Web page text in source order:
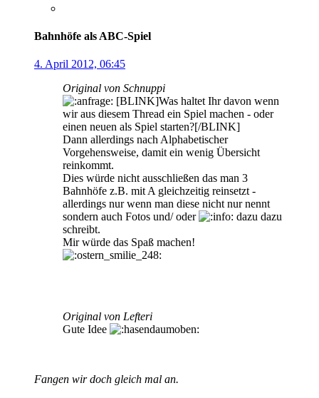
Bahnhöfe als ABC-Spiel
4. April 2012, 06:45
Original von Schnuppi
[BLINK]Was haltet Ihr davon wenn
wir aus diesem Thread ein Spiel machen - oder
einen neuen als Spiel starten?[/BLINK]
Dann allerdings nach Alphabetischer
Vorgehensweise, damit ein wenig Übersicht
reinkommt.
Dies würde nicht ausschließen das man 3
Bahnhöfe z.B. mit A gleichzeitig reinsetzt -
allerdings nur wenn man diese nicht nur nennt
sondern auch Fotos und/ oder
dazu dazu
schreibt.
Mir würde das Spaß machen!
Original von Lefteri
Gute Idee
Fangen wir doch gleich mal an.